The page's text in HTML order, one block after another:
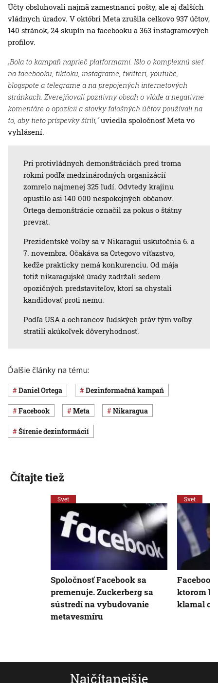
Účty obsluhovali najmä zamestnanci pošty, ale aj ďalších
vládnych úradov. V októbri Meta zrušila celkovo 937 účtov,
140 stránok, 24 skupín na facebooku a 363 instagramových
profilov.
„Bola to kampaň naprieč platformami. Išlo o komplexnú sieť
na facebooku, tiktoku, instagrame, twitteri, youtube,
blogspote a telegrame a na prepojených internetových
stránkach. Zverejňovali pozitívny obsah o vláde a negatívne
komentáre o opozícii a stovky falošných účtov používali na
to, aby tieto príspevky šírili,“uviedla spoločnosť Meta vo
vyhlásení.
Pri protivládnych demonštráciách pred troma
rokmi podľa medzinárodných organizácií
zomrelo najmenej 325 ľudí. Odvtedy krajinu
opustilo asi 140 000 nespokojných občanov.
Ortega demonštrácie označil za pokus o štátny
prevrat.
Prezidentské voľby sa v Nikaragui uskutočnia 6. a
7. novembra. Očakáva sa Ortegovo víťazstvo,
keďže prakticky nemá konkurenciu. Od mája
totiž nikaragujské úrady zadržali sedem
opozičných predstaviteľov, ktorí sa chystali
kandidovať proti nemu.
Podľa USA a ochrancov ľudských práv tým voľby
stratili akúkoľvek dôveryhodnosť.
Ďalšie články na tému:
Daniel Ortega dezinformačná kampaň
Facebook Meta Nikaragua
šírenie dezinformácií
Najčítanejšie
Čítajte tiež
Svet
Spoločnosť Facebook sa
premenuje. Zuckerberg sa
sústredí na vybudovanie
metavesmíru
Svet
ktorom
klamal o